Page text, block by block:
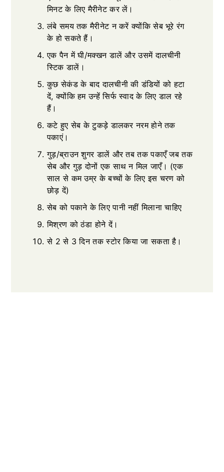
मिनट के लिए मैरीनेट कर लें।
लंबे समय तक मैरीनेट न करें क्योंकि सेब भूरे रंग
के हो सकते हैं।
एक पैन में घी/मक्खन डालें और उसमें दालचीनी
स्टिक डालें।
कुछ सेकंड के बाद दालचीनी की डंडियों को हटा
दें, क्योंकि हम उन्हें सिर्फ स्वाद के लिए डाल रहे
हैं।
कटे हुए सेब के टुकड़े डालकर नरम होने तक
पकाएं।
गुड़/ब्राउन शुगर डालें और तब तक पकाएँ जब तक
सेब और गुड़ दोनों एक साथ न मिल जाएँ। (एक
साल से कम उम्र के बच्चों के लिए इस चरण को
छोड़ दें)
सेब को पकाने के लिए पानी नहीं मिलाना चाहिए
मिश्रण को ठंडा होने दें।
से 2 से 3 दिन तक स्टोर किया जा सकता है।